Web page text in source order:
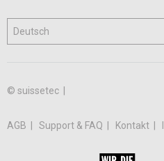
© suissetec |
AGB Support & FAQ Kontakt